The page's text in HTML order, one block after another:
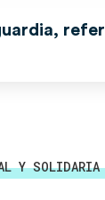
Y SOLIDARIA